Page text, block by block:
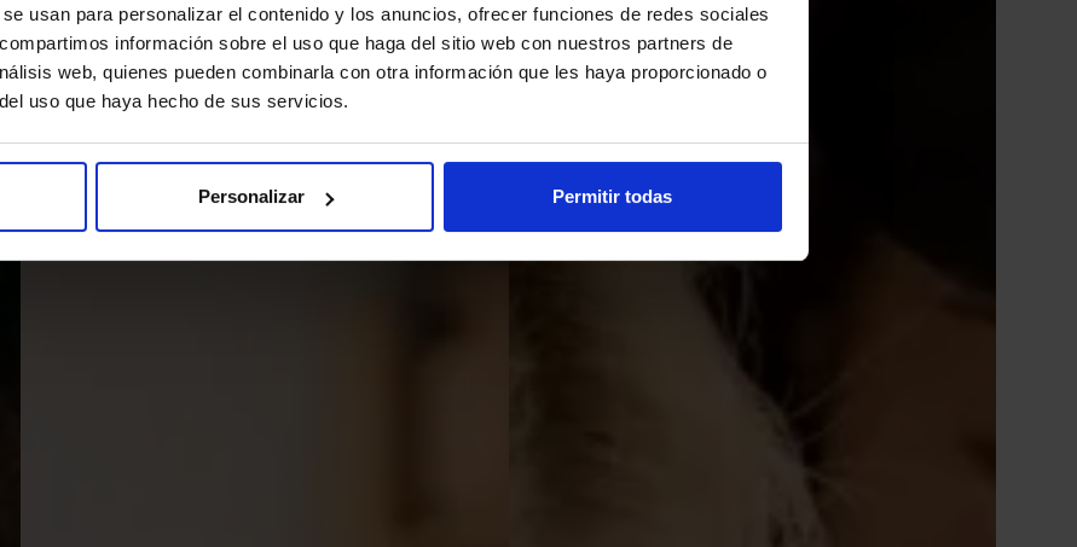
usan para personalizar el contenido y los anuncios, ofrecer funciones de redes sociales
información sobre el uso que haga del sitio web con nuestros partners de
web, quienes pueden combinarla con otra información que les haya proporcionado o
uso que haya hecho de sus servicios.
Personalizar Permitir todas